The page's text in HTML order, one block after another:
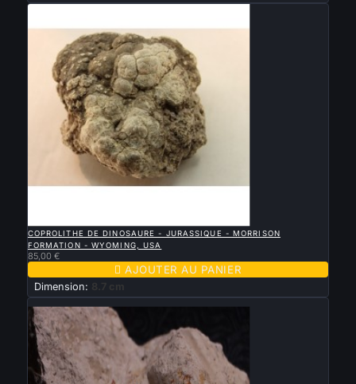
COPROLITHE DE DINOSAURE - JURASSIQUE - MORRISON
FORMATION - WYOMING, USA
85,00 €
 AJOUTER AU PANIER
Dimension: 8.7 cm
Nouveau